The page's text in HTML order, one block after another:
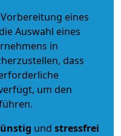
eines
Auswahl eines
in
dass
um den
und stressfrei